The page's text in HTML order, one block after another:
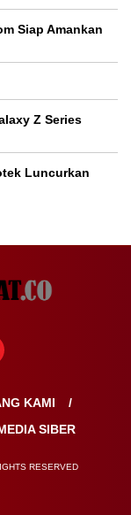
Siap Amankan
Z Series
Luncurkan
KAMI
SIBER
RESERVED